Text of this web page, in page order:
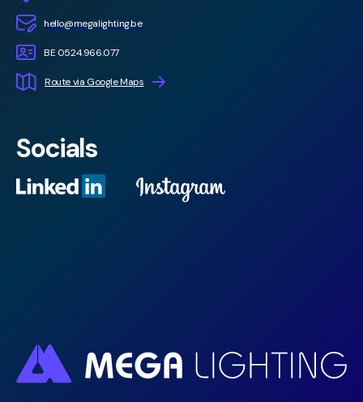
hello@megalighting.be
BE 0524.966.077
Route via Google Maps
Socials